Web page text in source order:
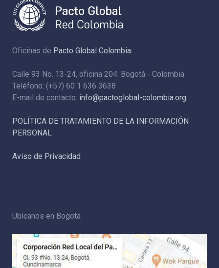
Oficinas de Pacto Global Colombia:
Calle 93 No. 13-24, oficina 204. Bogotá - Colombia
Teléfono: (+57) 60 1 636 3638
E-mail de contacto: info@pactoglobal-colombia.org
POLÍTICA DE TRATAMIENTO DE LA INFORMACIÓN
PERSONAL
Aviso de Privacidad
Ubícanos en Bogotá